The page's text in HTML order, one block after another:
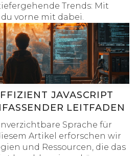
Trends: Mit
vorne mit dabei.
JAVASCRIPT
LEITFADEN
Sprache für
Artikel erforschen wir
und Ressourcen, die das